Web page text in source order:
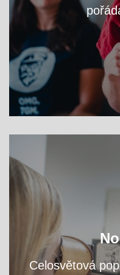
Celosvětová
zjistěte na
přednáškách,